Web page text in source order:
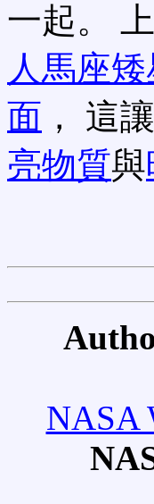
一起。
人馬座
面 ， 這
亮物質與
NASA